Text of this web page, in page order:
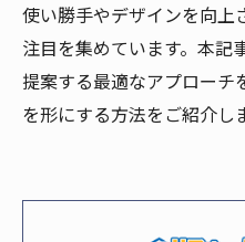
使い勝手やデザインを向上
注目を集めています。本記
提案する最適なアプローチ
を形にする方法をご紹介し